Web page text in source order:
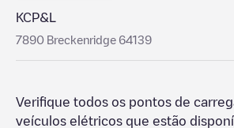
KCP&L
7890 Breckenridge 64139
Verifique todos os pontos de
veículos elétricos que estão